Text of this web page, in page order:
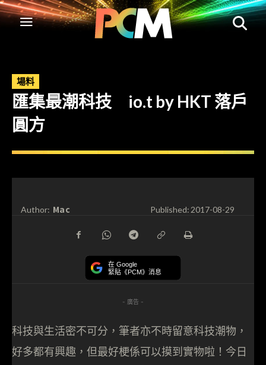
場料
匯集最潮科技 io.t by HKT 落戶
圓方
Author: Mac Published:2017-08-29
在 Google
緊貼《PCM》消息
- 廣告 -
科技與生活密不可分，筆者亦不時留意科技潮物，
好多都有興趣，但最好梗係可以摸到實物啦！今日